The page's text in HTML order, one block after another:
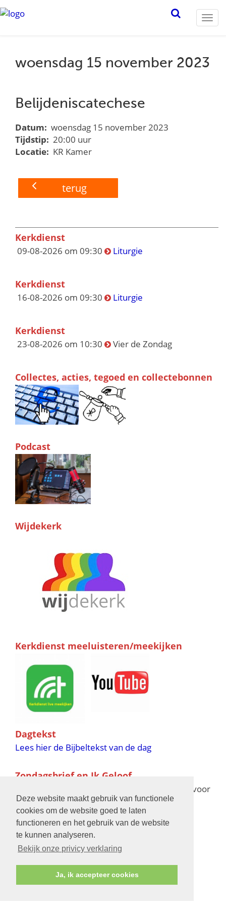
Deze website maakt gebruik van functionele
cookies om de website goed te laten
functioneren en het gebruik van de website
te kunnen analyseren.
Bekijk onze privicy verklaring
Ja, ik accepteer cookies
woensdag 15 november 2023
Belijdeniscatechese
Datum: woensdag 15 november 2023
Tijdstip: 20:00 uur
Locatie: KR Kamer
terug
Kerkdienst
09-08-2026 om 09:30 Liturgie
Kerkdienst
16-08-2026 om 09:30 Liturgie
Kerkdienst
23-08-2026 om 10:30 Vier de Zondag
Collectes, acties, tegoed en collectebonnen
Podcast
Wijdekerk
Kerkdienst meeluisteren/meekijken
Dagtekst
Lees hier de Bijbeltekst van de dag
Zondagsbrief en Ik Geloof
voor
de verschijningsdata in 2025 en 2026
Bijbelschool